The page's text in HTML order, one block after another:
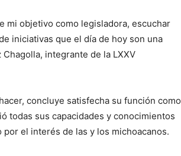
mi objetivo como legisladora, escuchar
iniciativas que el día de hoy son una
integrante de la LXXV
concluye satisfecha su función como
todas sus capacidades y conocimientos
el interés de las y los michoacanos.